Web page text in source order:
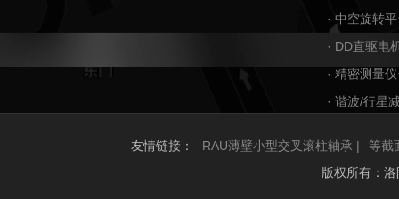
· 中空旋转
· DD直驱电
· 精密测量
· 谐波/行星
友情链接： RAU薄壁小型交叉滚柱轴承 |
等截
版权所有：